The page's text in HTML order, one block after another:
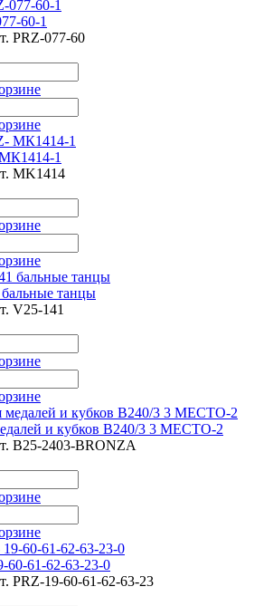
60-1
PRZ-077-60
1
MK1414
танцы
V25-141
и кубков B240/3 3 МЕСТО-2
B25-2403-BRONZA
60-61-62-63-23-0
PRZ-19-60-61-62-63-23